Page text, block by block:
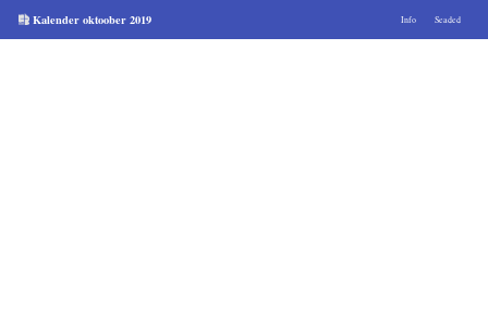
Kalender oktoober 2019 Info Seaded